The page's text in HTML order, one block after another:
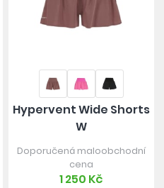
Hypervent Wide Shorts
W
Doporučená maloobchodní
cena
1 250 Kč